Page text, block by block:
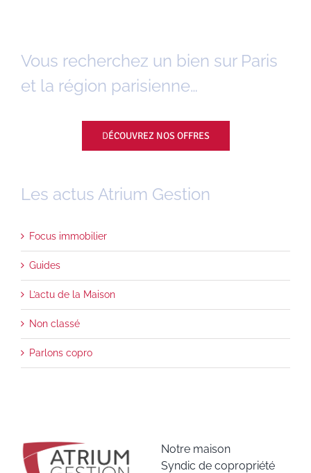
Vous recherchez un bien sur Paris
et la région parisienne…
DÉCOUVREZ NOS OFFRES
Les actus Atrium Gestion
Focus immobilier
Guides
L’actu de la Maison
Non classé
Parlons copro
Notre maison
Syndic de copropriété